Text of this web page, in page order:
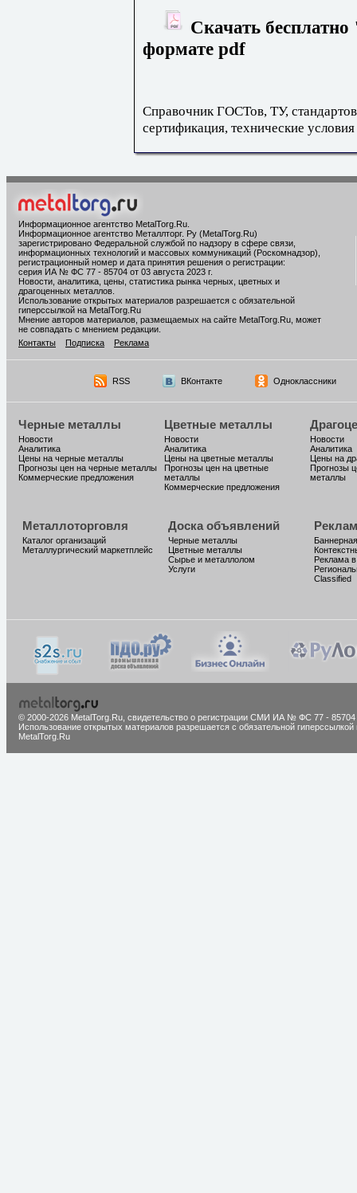
Скачать
формате pdf
Справочник ГОСТов, ТУ,
сертификация, технические условия
Информационное агентство MetalTorg.Ru
Информационное агентство Металлторг. Ру (MetalTorg.Ru)
зарегистрировано Федеральной службой по надзору в сфере связи,
информационных технологий и массовых коммуникаций (Роскомнадзор),
регистрационный номер и дата принятия решения о регистрации:
серия ИА № ФС 77 - 85704 от 03 августа 2023 г.
Новости, аналитика, цены, статистика рынка черных, цветных и
драгоценных металлов.
Использование открытых материалов разрешается с обязательной
гиперссылкой на MetalTorg.Ru
Мнение авторов материалов, размещаемых на сайте MetalTorg.Ru, может
не совпадать с мнением редакции.
Контакты
Подписка Реклама
RSS ВКонтакте Одноклассники
Черные металлы
Новости
Аналитика
Цены на черные металлы
Прогнозы цен на черные металлы
Коммерческие предложения
Цветные металлы
Новости
Аналитика
Цены на цветные металлы
Прогнозы цен на цветные
металлы
Коммерческие предложения
Новости
Аналитика
Цены на
Прогнозы
металлы
Металлоторговля
Каталог организаций
Металлургический маркетплейс
Доска объявлений
Черные металлы
Цветные металлы
Сырье и металлолом
Услуги
Реклама
Classified
© 2000-2026 MetalTorg.Ru, cвидетельство о регистрации СМИ ИА № ФС 77 - 85704
Использование открытых материалов разрешается с обязательной гиперссылкой
MetalTorg.Ru